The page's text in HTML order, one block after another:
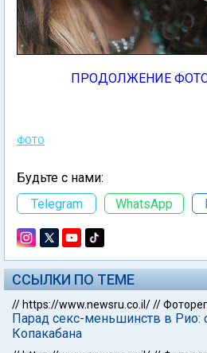
ПРОДОЛЖЕНИЕ
ФОТО
Будьте с нами:
Telegram
WhatsApp
ССЫЛКИ ПО ТЕМЕ
// https://www.newsru.co.il///
Парад секс-меньшинств в Рио:
Копакабана